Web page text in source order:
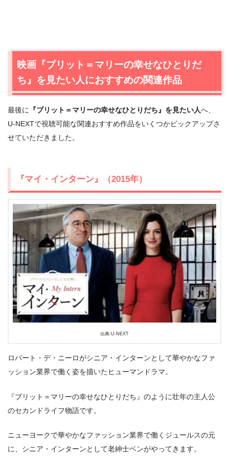
＼＼31日間無料!!お試し解約もOK／／
今すぐ無料でU-NEXTで見る
出典: U-NEXT
映画『ブリット＝マリーの幸せなひとりだ
ち』を見たい人におすすめの関連作品
最後に 『ブリット＝マリーの幸せなひとりだち』を見たい人へ、
U-NEXTで視聴可能な関連おすすめ作品をいくつかピックアップさ
せていただきました。
『マイ・インターン』（2015年）
出典:U-NEXT
ロバート・デ・ニーロがシニア・インターンとして華やかなファ
ッション業界で働く姿を描いたヒューマンドラマ。
『ブリット＝マリーの幸せなひとりだち』のように壮年の主人公
のセカンドライフ物語です。
ニューヨークで華やかなファッション業界で働くジュールスの元
に、シニア・インターンとして老紳士ベンがやってきます。